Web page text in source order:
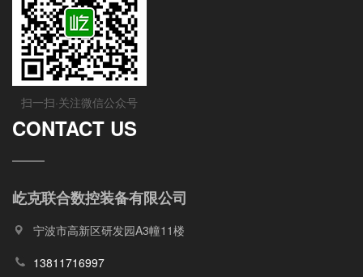
扫一扫·关注微信公众号
CONTACT US
屹克联合数控装备有限公司
宁波市高新区研发园A3幢11楼
13811716997